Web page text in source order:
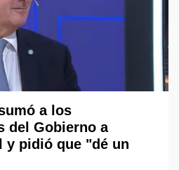
a los
del Gobierno a
y pidió que "dé un